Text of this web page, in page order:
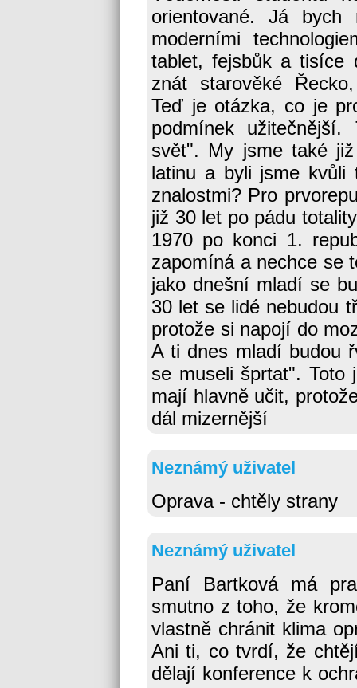
orientované. Já
moderními
tablet, fejsbůk a tisíce
znát starověké
Teď je otázka, co je
podmínek
svět". My jsme také
latinu a byli jsme kvůli
znalostmi? Pro
již 30 let po pádu
1970 po konci 1.
zapomíná a nechce se
jako dnešní mladí se
30 let se lidé nebudou
protože si napojí do
A ti dnes mladí budou
se museli šprtat". Toto
mají hlavně učit,
dál mizernější
Neznámý uživatel
Oprava - chtěly strany
Neznámý uživatel
Paní Bartková má
smutno z toho, že
vlastně chránit klima
Ani ti, co tvrdí, že
dělají konference k